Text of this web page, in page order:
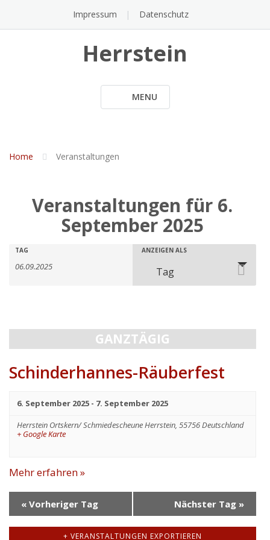
Impressum Datenschutz
Herrstein
MENU
Home Veranstaltungen
Veranstaltungen für 6.
September 2025
Veranstaltungen
Such-
Ansichtennavigation
Veranstaltungen
Suche
TAG
Veranstaltung
ANZEIGEN ALS
Tag
GANZTÄGIG
Schinderhannes-Räuberfest
6. September 2025 - 7. September 2025
Herrstein Ortskern/ SchmiedescheuneHerrstein, 55756Deutschland
+ Google Karte
Mehr erfahren »
« Vorheriger Tag Nächster Tag »
+ VERANSTALTUNGEN EXPORTIEREN